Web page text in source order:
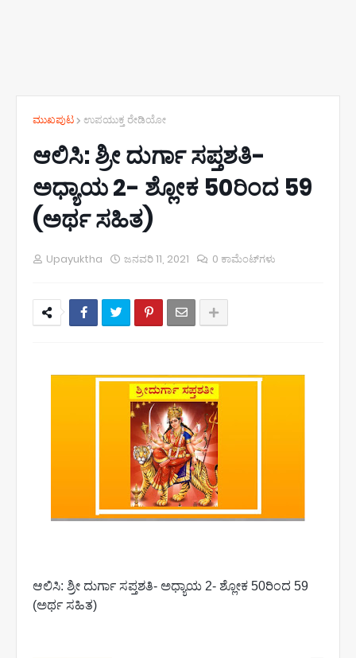
ಮುಖಪುಟ ಉಪಯುಕ್ತ ರೇಡಿಯೋ
ಆಲಿಸಿ: ಶ್ರೀ ದುರ್ಗಾ ಸಪ್ತಶತಿ-
ಅಧ್ಯಾಯ 2- ಶ್ಲೋಕ 50ರಿಂದ 59
(ಅರ್ಥ ಸಹಿತ)
Upayuktha ಜನವರಿ 11, 2021 0 ಕಾಮೆಂಟ್‌ಗಳು
ಆಲಿಸಿ: ಶ್ರೀ ದುರ್ಗಾ ಸಪ್ತಶತಿ- ಅಧ್ಯಾಯ 2- ಶ್ಲೋಕ 50ರಿಂದ 59
(ಅರ್ಥ ಸಹಿತ)